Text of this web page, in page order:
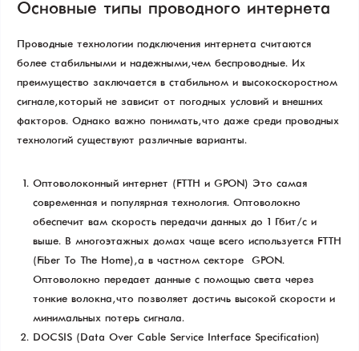
Основные типы проводного интернета
Проводные технологии подключения интернета считаются
более стабильными и надежными, чем беспроводные. Их
преимущество заключается в стабильном и высокоскоростном
сигнале, который не зависит от погодных условий и внешних
факторов. Однако важно понимать, что даже среди проводных
технологий существуют различные варианты.
Оптоволоконный интернет (FTTH и GPON) Это самая
современная и популярная технология. Оптоволокно
обеспечит вам скорость передачи данных до 1 Гбит/с и
выше. В многоэтажных домах чаще всего используется FTTH
(Fiber To The Home), а в частном секторе — GPON.
Оптоволокно передает данные с помощью света через
тонкие волокна, что позволяет достичь высокой скорости и
минимальных потерь сигнала.
DOCSIS (Data Over Cable Service Interface Specification)